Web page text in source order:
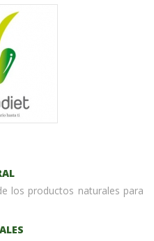
los productos naturales para